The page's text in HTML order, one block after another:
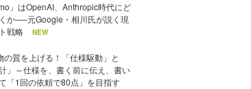
」はOpenAI、Anthropic時代にど
か──元Google・相川氏が説く現
戦略
NEW
の質を上げる！「仕様駆動」と
」～仕様を、書く前に伝え、書い
「1回の依頼で80点」を目指す